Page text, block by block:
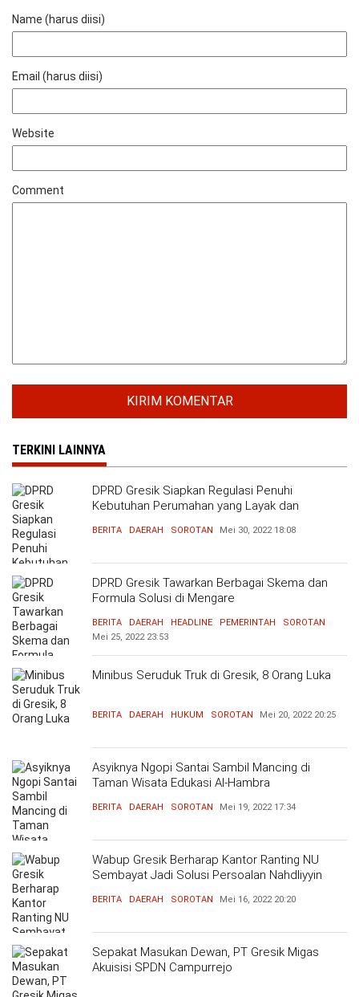
Name (harus diisi)
Email (harus diisi)
Website
Comment
TERKINI LAINNYA
DPRD Gresik Siapkan Regulasi Penuhi
Kebutuhan Perumahan yang Layak dan
BERITA DAERAH SOROTAN Mei 30, 2022 18:08
DPRD Gresik Tawarkan Berbagai Skema dan
Formula Solusi di Mengare
BERITA DAERAH HEADLINE PEMERINTAH
SOROTAN
Mei 25, 2022 23:53
Minibus Seruduk Truk di Gresik, 8 Orang Luka
BERITA DAERAH HUKUM SOROTAN Mei 20, 2022 20:25
Asyiknya Ngopi Santai Sambil Mancing di
Taman Wisata Edukasi Al-Hambra
BERITA DAERAH SOROTAN Mei 19, 2022 17:34
Wabup Gresik Berharap Kantor Ranting NU
Sembayat Jadi Solusi Persoalan Nahdliyyin
BERITA DAERAH SOROTAN Mei 16, 2022 20:20
Sepakat Masukan Dewan, PT Gresik Migas
Akuisisi SPDN Campurrejo